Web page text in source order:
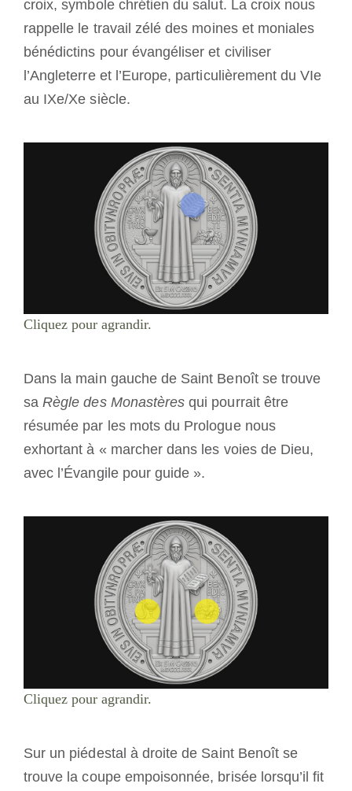
croix, symbole chrétien du salut. La croix nous
rappelle le travail zélé des moines et moniales
bénédictins pour évangéliser et civiliser
l’Angleterre et l’Europe, particulièrement du VIe
au IXe/Xe siècle.
Cliquez pour agrandir.
Dans la main gauche de Saint Benoît se trouve
saRègle des Monastères qui pourrait être
résumée par les mots du Prologue nous
exhortant à « marcher dans les voies de Dieu,
avec l’Évangile pour guide ».
Cliquez pour agrandir.
Sur un piédestal à droite de Saint Benoît se
trouve la coupe empoisonnée, brisée lorsqu’il fit